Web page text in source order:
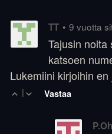
TT • 9 vuotta
Tajusin
katsoen
Lukemiini kirjoihin
| Vastaa